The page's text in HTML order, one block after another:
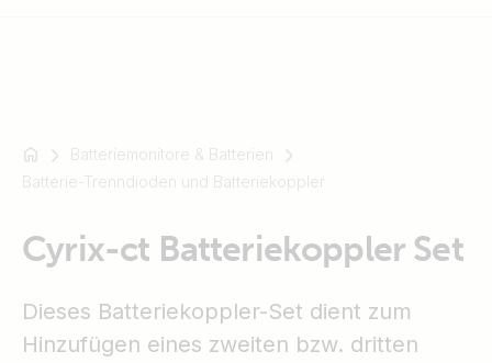
Zum
Beispiel
Multiplus-
SmartShunt
Batteriemonitore & Batterien
Batterie-Trenndioden und Batteriekoppler
Cyrix-ct Batteriekoppler Set
Dieses Batteriekoppler-Set dient zum
Hinzufügen eines zweiten bzw. dritten